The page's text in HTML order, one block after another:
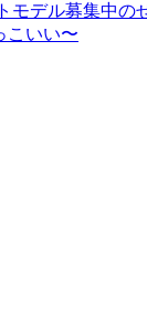
モデル募集中の
こいい〜